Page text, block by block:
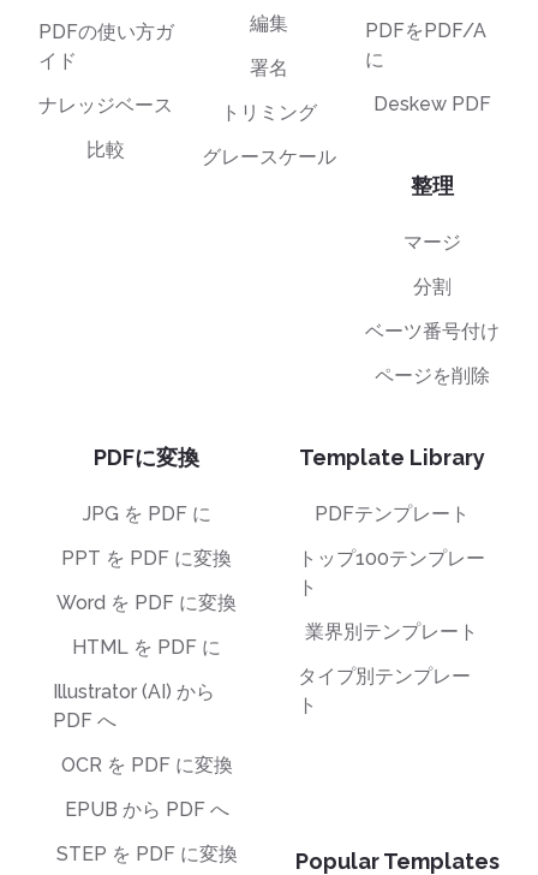
PDFの使い方ガ
イド
ナレッジベース
比較
編集
署名
トリミング
グレースケール
PDFをPDF/A
に
Deskew PDF
整理
マージ
分割
ベーツ番号付け
ページを削除
PDFに変換
JPG を PDF に
PPT を PDF に変換
Word を PDF に変換
HTML を PDF に
Illustrator (AI) から
PDF へ
OCR を PDF に変換
EPUB から PDF へ
STEP を PDF に変換
Template Library
PDFテンプレート
トップ100テンプレー
ト
業界別テンプレート
タイプ別テンプレー
ト
Popular Templates